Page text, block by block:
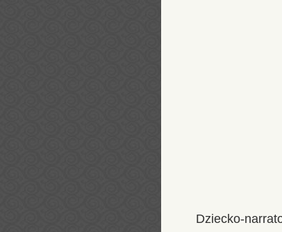
Dziecko-